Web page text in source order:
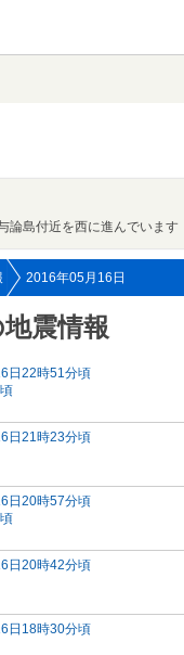
論島付近を西に進んでいます
2016年05月16日
震情報
日22時51分頃
日21時23分頃
日20時57分頃
日20時42分頃
日18時30分頃